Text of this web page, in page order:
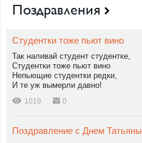
Поздравления
Студентки тоже пьют вино
Так наливай студент студентке,
Студентки тоже пьют вино
Непьющие студентки редки,
И те уж вымерли давно!
1019 0
Поздравление с Днем Татьяны